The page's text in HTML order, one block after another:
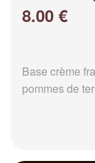
8.00 €
Base crème
pommes de